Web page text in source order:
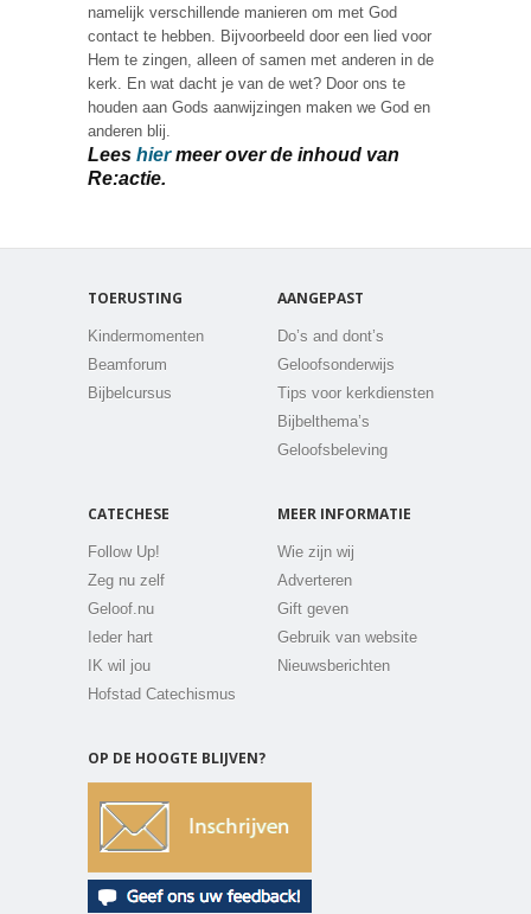
namelijk verschillende manieren om met God
contact te hebben. Bijvoorbeeld door een lied voor
Hem te zingen, alleen of samen met anderen in de
kerk. En wat dacht je van de wet? Door ons te
houden aan Gods aanwijzingen maken we God en
anderen blij.
Lees hiermeer over de inhoud van
Re:actie.
TOERUSTING
Kindermomenten
Beamforum
Bijbelcursus
AANGEPAST
Do’s and dont’s
Geloofsonderwijs
Tips voor kerkdiensten
Bijbelthema’s
Geloofsbeleving
CATECHESE
Follow Up!
Zeg nu zelf
Geloof.nu
Ieder hart
IK wil jou
Hofstad Catechismus
MEER INFORMATIE
Wie zijn wij
Adverteren
Gift geven
Gebruik van website
Nieuwsberichten
OP DE HOOGTE BLIJVEN?